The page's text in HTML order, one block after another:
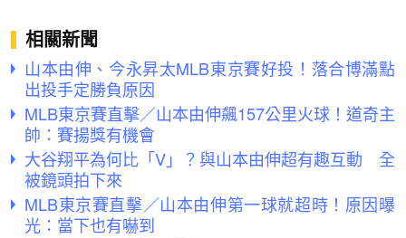
相關新聞
山本由伸、今永昇太MLB東京賽好投！落合博滿點
出投手定勝負原因
MLB東京賽直擊／山本由伸飆157公里火球！道奇主
帥：賽揚獎有機會
大谷翔平為何比「V」？與山本由伸超有趣互動 全
被鏡頭拍下來
MLB東京賽直擊／山本由伸第一球就超時！原因曝
光：當下也有嚇到